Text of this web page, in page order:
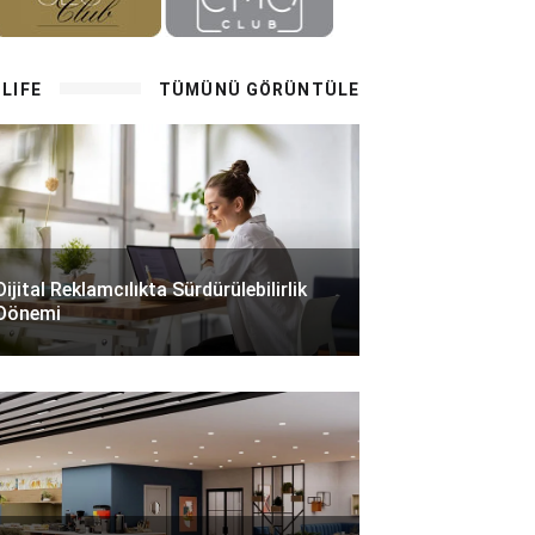
TÜMÜNÜ GÖRÜNTÜLE
Reklamcılıkta Sürdürülebilirlik